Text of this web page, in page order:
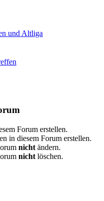
und Altliga
Forum erstellen.
in diesem Forum erstellen.
nicht ändern.
nicht löschen.